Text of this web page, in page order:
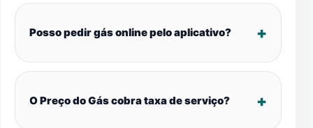
Posso pedir gás online pelo aplicativo?
O Preço do Gás cobra taxa de serviço?